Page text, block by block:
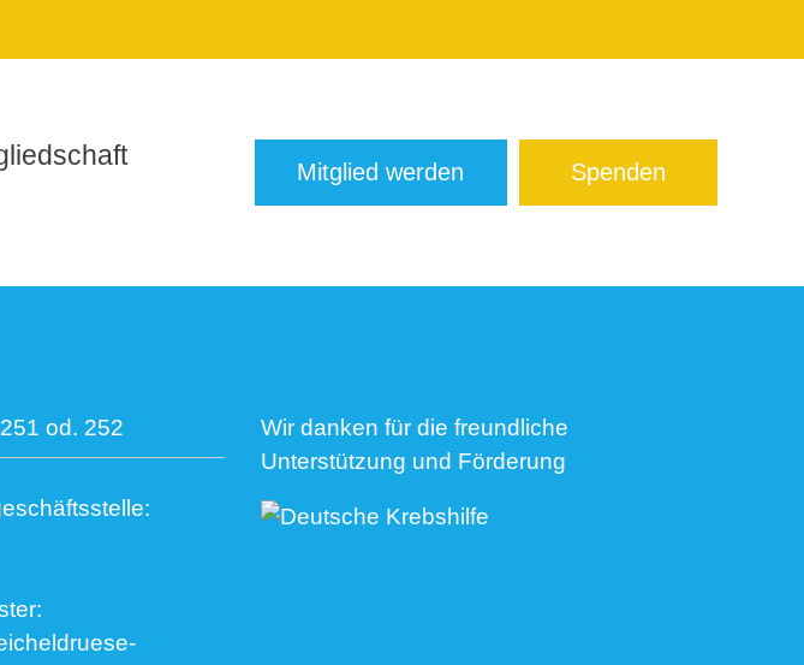
Mitglied werden Spenden
od. 252
Wir danken für die freundliche
Unterstützung und Förderung